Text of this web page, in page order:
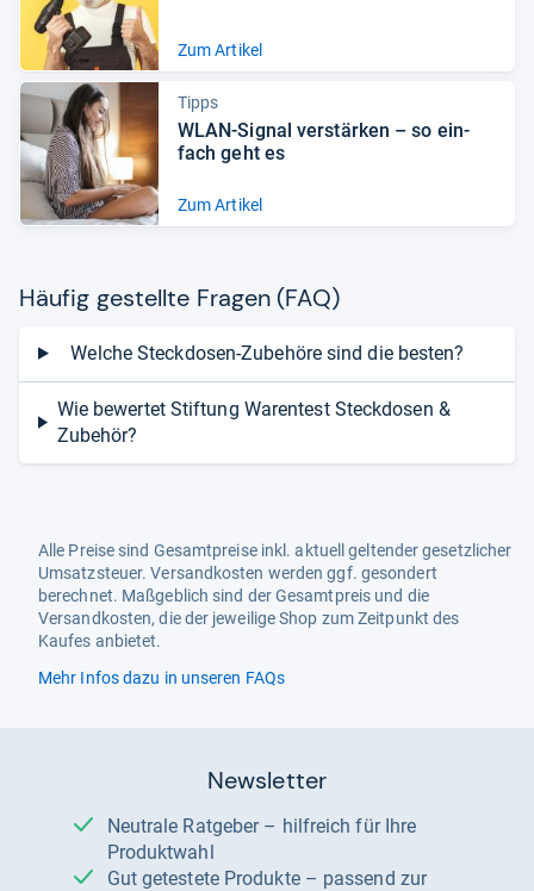
Zum Artikel
Tipps
WLAN-​Signal ver­stär­ken – so ein­
fach geht es
Zum Artikel
Häu­fig gestellte Fra­gen (FAQ)
Welche Steckdosen-Zubehöre sind die besten?
Wie bewertet Stiftung Warentest Steckdosen &
Zubehör?
Alle Preise sind Gesamtpreise inkl. aktuell geltender gesetzlicher
Umsatzsteuer. Versandkosten werden ggf. gesondert
berechnet. Maßgeblich sind der Gesamtpreis und die
Versandkosten, die der jeweilige Shop zum Zeitpunkt des
Kaufes anbietet.
Mehr Infos dazu in unseren FAQs
Newsletter
Neutrale Ratgeber – hilfreich für Ihre
Produktwahl
Gut getestete Produkte – passend zur